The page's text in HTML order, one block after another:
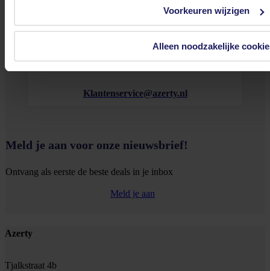
Voorkeuren wijzigen
Alleen noodzakelijke
Klantenservice@azerty.nl
Meld je aan voor onze nieuwsbrief!
Ontvang als eerste de beste deals in je inbox
Meld je aan
Footer
Azerty
Tjalkstraat 4b